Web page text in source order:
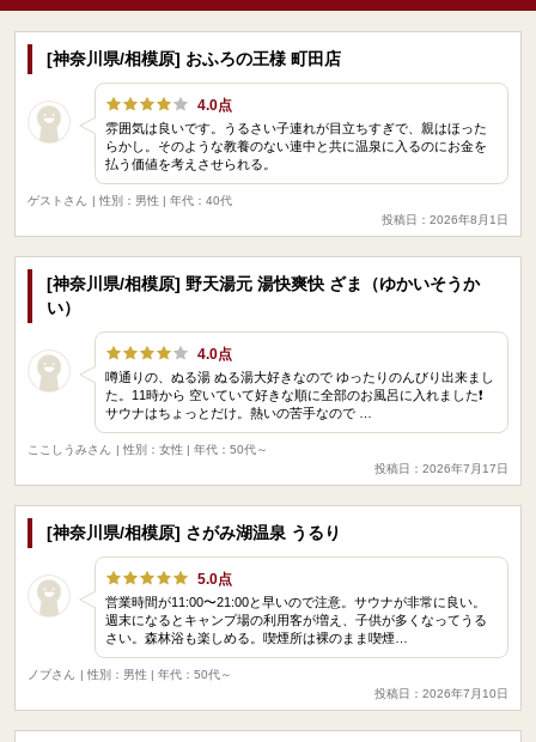
[神奈川県/相模原] おふろの王様 町田店
4.0点
雰囲気は良いです。うるさい子連れが目立ちすぎで、親はほった
らかし。そのような教養のない連中と共に温泉に入るのにお金を
払う価値を考えさせられる。
ゲストさん
| 性別：男性 | 年代：40代
投稿日：2026年8月1日
[神奈川県/相模原] 野天湯元 湯快爽快 ざま（ゆかいそうか
い）
4.0点
噂通りの、ぬる湯 ぬる湯大好きなので ゆったりのんびり出来まし
た。11時から 空いていて好きな順に全部のお風呂に入れました❗️
サウナはちょっとだけ。熱いの苦手なので …
ここしうみさん
| 性別：女性 | 年代：50代～
投稿日：2026年7月17日
[神奈川県/相模原] さがみ湖温泉 うるり
5.0点
営業時間が11:00〜21:00と早いので注意。サウナが非常に良い。
週末になるとキャンプ場の利用客が増え、子供が多くなってうる
さい。森林浴も楽しめる。喫煙所は裸のまま喫煙…
ノブさん
| 性別：男性 | 年代：50代～
投稿日：2026年7月10日